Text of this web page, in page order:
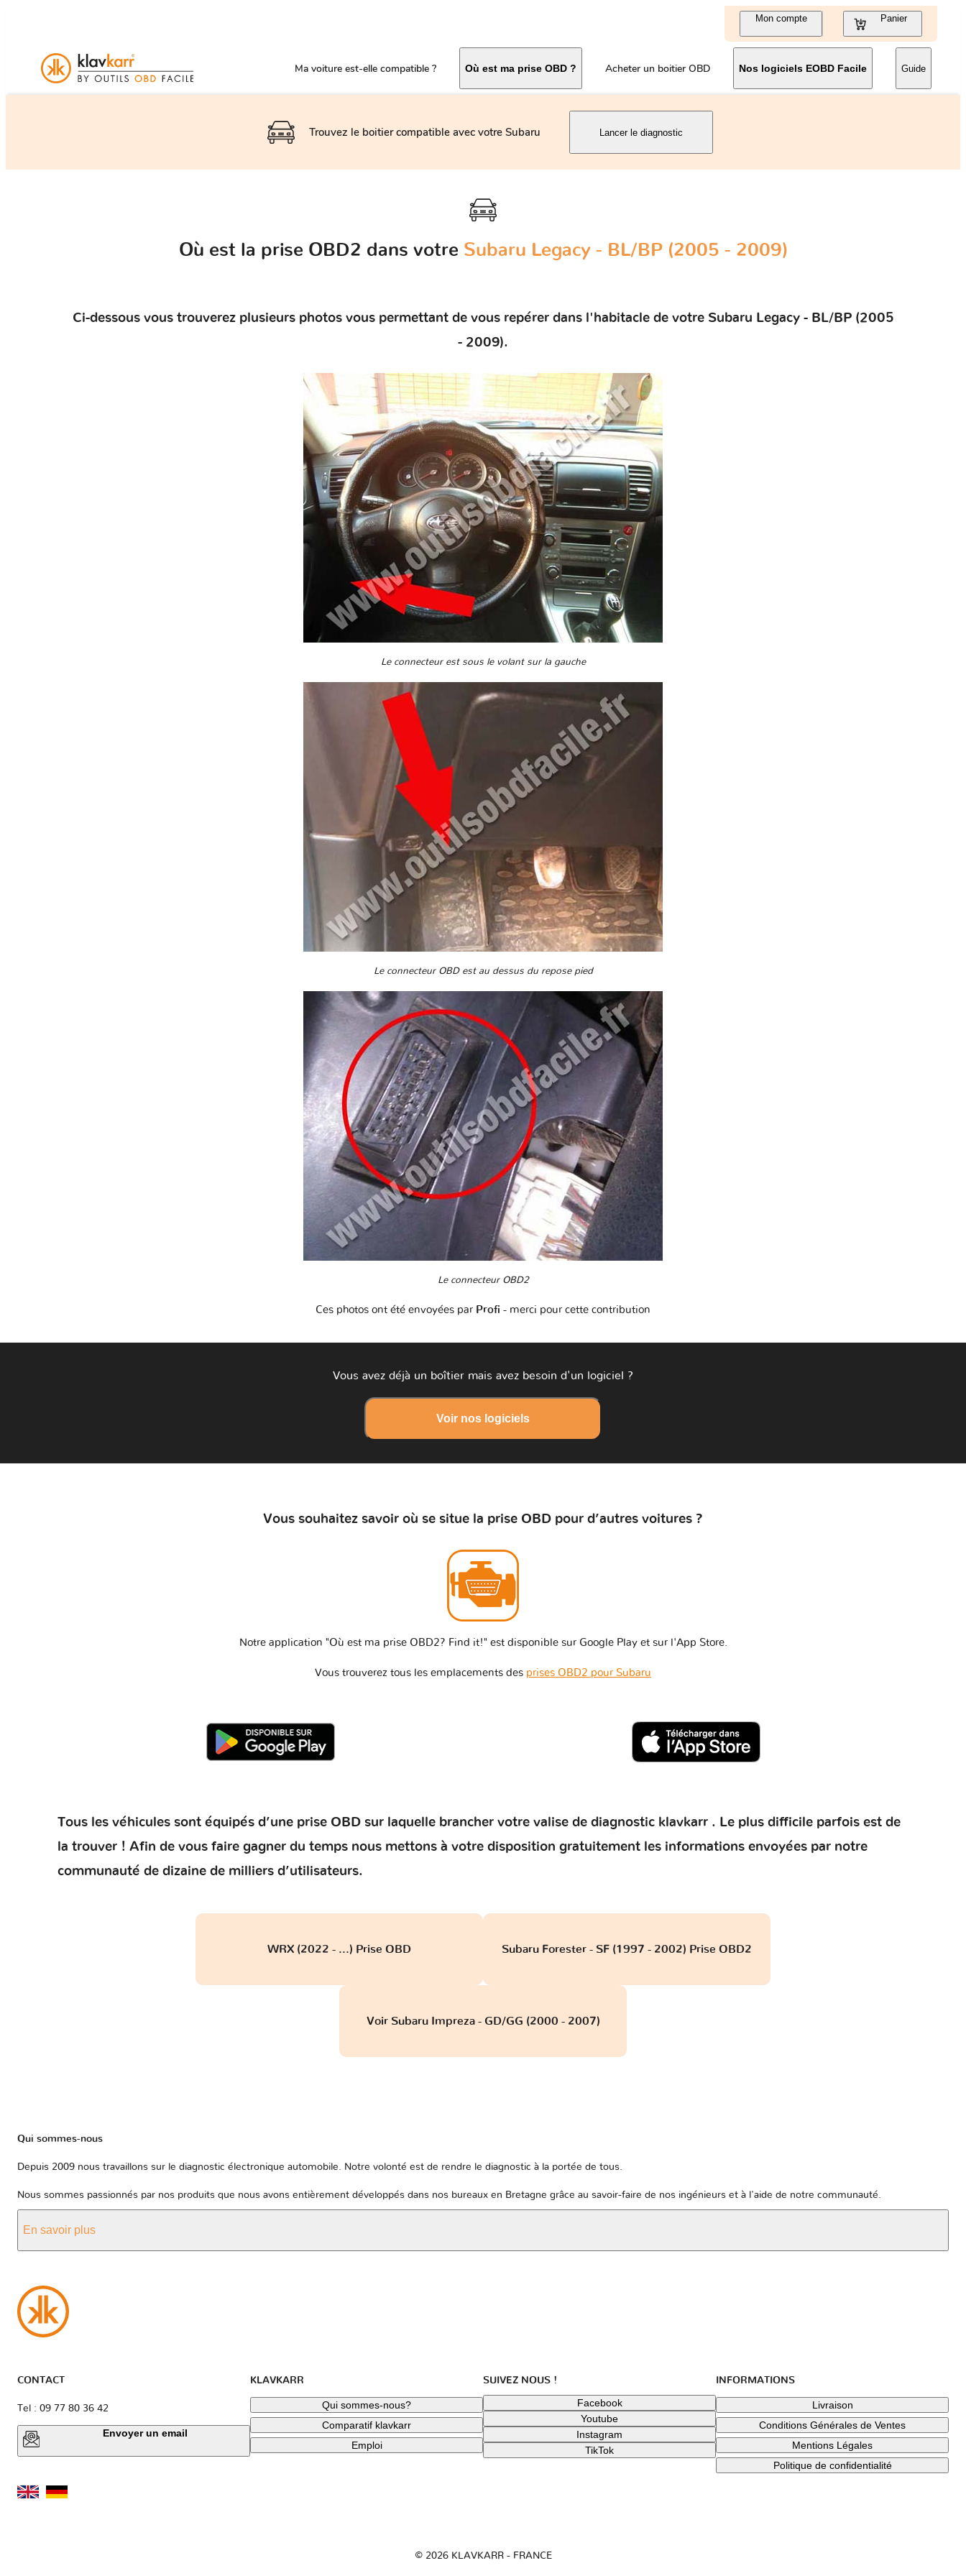
Mon compte Panier
Ma voiture est-elle compatible ? Où est ma prise OBD ? Acheter un boitier OBD Nos logiciels EOBD Facile Guide
Trouvez le boitier compatible avec votre Subaru Lancer le diagnostic
Où est la prise OBD2 dans votre Subaru Legacy - BL/BP (2005 - 2009)
Ci-dessous vous trouverez plusieurs photos vous permettant de vous repérer dans l'habitacle de votre Subaru Legacy - BL/BP (2005
- 2009).
Le connecteur est sous le volant sur la gauche
Le connecteur OBD est au dessus du repose pied
Le connecteur OBD2
Ces photos ont été envoyées par Profi - merci pour cette contribution
Vous avez déjà un boîtier mais avez besoin d'un logiciel ?
Voir nos logiciels
Vous souhaitez savoir où se situe la prise OBD pour d’autres voitures ?
Notre application "Où est ma prise OBD2? Find it!" est disponible sur Google Play et sur l'App Store.
Vous trouverez tous les emplacements des prises OBD2 pour Subaru
Tous les véhicules sont équipés d’une prise OBD sur laquelle brancher votre valise de diagnostic klavkarr . Le plus difficile parfois est de
la trouver ! Afin de vous faire gagner du temps nous mettons à votre disposition gratuitement les informations envoyées par notre
communauté de dizaine de milliers d’utilisateurs.
WRX (2022 - ...) Prise OBD Subaru Forester - SF (1997 - 2002) Prise OBD2
Voir Subaru Impreza - GD/GG (2000 - 2007)
Qui sommes-nous
Depuis 2009 nous travaillons sur le diagnostic électronique automobile. Notre volonté est de rendre le diagnostic à la portée de tous.
Nous sommes passionnés par nos produits que nous avons entièrement développés dans nos bureaux en Bretagne grâce au savoir-faire de nos ingénieurs et à l'aide de notre communauté.
En savoir plus
CONTACT
Tel : 09 77 80 36 42
Envoyer un email
KLAVKARR
Qui sommes-nous?
Comparatif klavkarr
Emploi
SUIVEZ NOUS !
Facebook
Youtube
Instagram
TikTok
INFORMATIONS
Livraison
Conditions Générales de Ventes
Mentions Légales
Politique de confidentialité
© 2026 KLAVKARR - FRANCE